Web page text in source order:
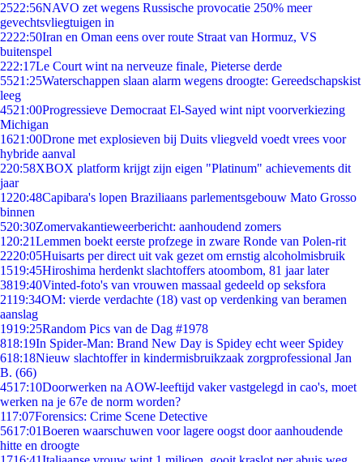
2522:56NAVO zet wegens Russische provocatie 250% meer
gevechtsvliegtuigen in
2222:50Iran en Oman eens over route Straat van Hormuz, VS
buitenspel
222:17Le Court wint na nerveuze finale, Pieterse derde
5521:25Waterschappen slaan alarm wegens droogte: Gereedschapskist
leeg
4521:00Progressieve Democraat El-Sayed wint nipt voorverkiezing
Michigan
1621:00Drone met explosieven bij Duits vliegveld voedt vrees voor
hybride aanval
220:58XBOX platform krijgt zijn eigen "Platinum" achievements dit
jaar
1220:48Capibara's lopen Braziliaans parlementsgebouw Mato Grosso
binnen
520:30Zomervakantieweerbericht: aanhoudend zomers
1 20:21Lemmen boekt eerste profzege in zware Ronde van Polen-rit
2220:05Huisarts per direct uit vak gezet om ernstig alcoholmisbruik
1519:45Hiroshima herdenkt slachtoffers atoombom, 81 jaar later
3819:40Vinted-foto's van vrouwen massaal gedeeld op seksfora
2119:34OM: vierde verdachte (18) vast op verdenking van beramen
aanslag
1919:25Random Pics van de Dag #1978
818:19In Spider-Man: Brand New Day is Spidey echt weer Spidey
618:18Nieuw slachtoffer in kindermisbruikzaak zorgprofessional Jan
B. (66)
4517:10Doorwerken na AOW-leeftijd vaker vastgelegd in cao's, moet
werken na je 67e de norm worden?
117:07Forensics: Crime Scene Detective
5617:01Boeren waarschuwen voor lagere oogst door aanhoudende
hitte en droogte